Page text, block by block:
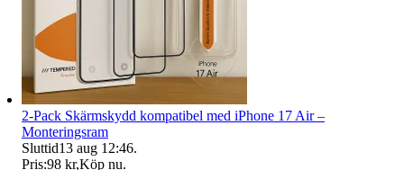
2-Pack Skärmskydd kompatibel med iPhone 17 Air –
Monteringsram
Sluttid13 aug 12:46.
Pris:98 kr,Köp nu.